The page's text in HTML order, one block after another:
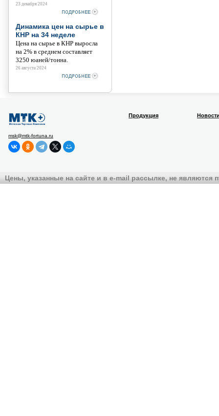
23 декабря 2024
Динамика цен на сырье в
КНР на 34 неделе
Цена на сырье в КНР выросла
на 2% в среднем составляет
3250 юаней/тонна.
26 августа 2024
msk@mtk-fortuna.ru
Продукция
Цены, указанные на сайте и в e-mail рассылке, не являются